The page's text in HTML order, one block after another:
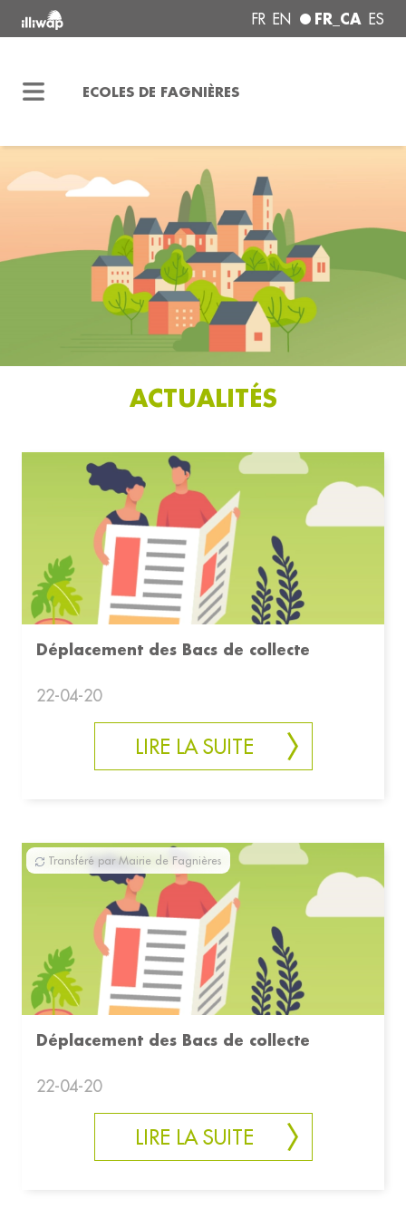
FR EN FR_CA ES
ECOLES DE FAGNIÈRES
ACTUALITÉS
Déplacement des Bacs de collecte
22-04-20
LIRE LA SUITE
Transféré par Mairie de Fagnières
Déplacement des Bacs de collecte
22-04-20
LIRE LA SUITE